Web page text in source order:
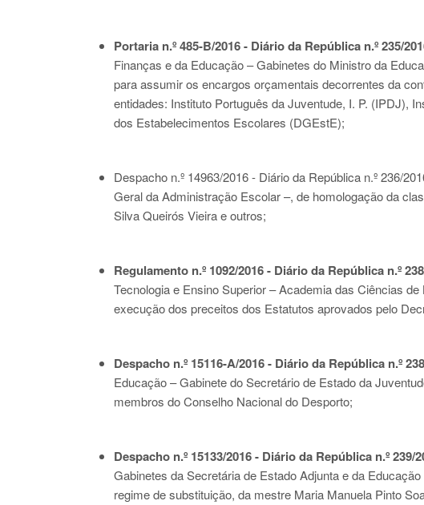
Portaria n.º 485-B/2016 - Diário da República n.º 235/
Finanças e da Educação – Gabinetes do Ministro da
para assumir os encargos orçamentais decorrentes da
entidades: Instituto Português da Juventude, I. P. (IPDJ),
dos Estabelecimentos Escolares (DGEstE);
Despacho n.º 14963/2016 - Diário da República n.º 236/
Geral da Administração Escolar –, de homologação da
Silva Queirós Vieira e outros;
Regulamento n.º 1092/2016 - Diário da República n.º
Tecnologia e Ensino Superior – Academia das Ciências
execução dos preceitos dos Estatutos aprovados pelo
Despacho n.º 15116-A/2016 - Diário da República n.º
Educação – Gabinete do Secretário de Estado da
membros do Conselho Nacional do Desporto;
Despacho n.º 15133/2016 - Diário da República n.º 239/
Gabinetes da Secretária de Estado Adjunta e da
regime de substituição, da mestre Maria Manuela Pinto